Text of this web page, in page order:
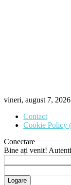
vineri, august 7, 2026
Contact
Cookie Policy
Conectare
Bine ați venit!